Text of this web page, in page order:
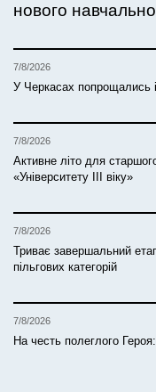
нового
7/8/2026
У Черкасах попрощались
7/8/2026
Активне літо для
«Університету ІІІ віку»
7/8/2026
Триває завершальний
пільгових категорій
7/8/2026
На честь полеглого